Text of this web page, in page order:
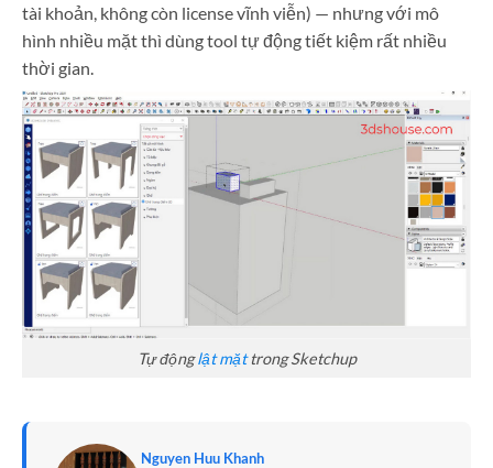
tài khoản, không còn license vĩnh viễn) — nhưng với mô
hình nhiều mặt thì dùng tool tự động tiết kiệm rất nhiều
thời gian.
Tự độnglật mặttrong Sketchup
Nguyen Huu Khanh